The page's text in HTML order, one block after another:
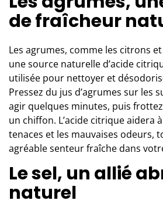
de fraîcheur
Les agrumes, comme les citrons
une source naturelle d’acide
utilisée pour nettoyer et
Pressez du jus d’agrumes sur les
agir quelques minutes, puis
un chiffon. L’acide citrique aidera
tenaces et les mauvaises odeurs,
agréable senteur fraîche dans
Le sel, un allié
naturel